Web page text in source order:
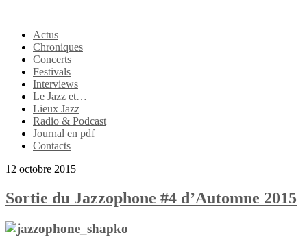
Actus
Chroniques
Concerts
Festivals
Interviews
Le Jazz et…
Lieux Jazz
Radio & Podcast
Journal en pdf
Contacts
12 octobre 2015
Sortie du Jazzophone #4 d’Automne 2015